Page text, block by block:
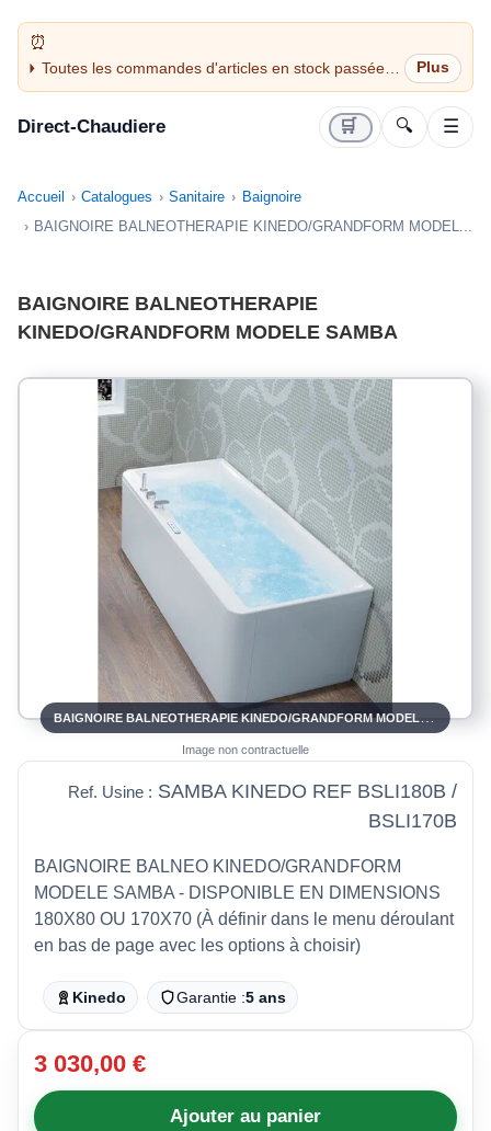
Toutes les commandes d'articles en stock passées
avant 14H sont expédiées le jour même (jours
Direct-Chaudiere 🛒 🔍 ☰
Accueil Catalogues Sanitaire
Baignoire
BAIGNOIRE BALNEOTHERAPIE KINEDO/GRANDFORM MODEL...
BAIGNOIRE BALNEOTHERAPIE
KINEDO/GRANDFORM MODELE SAMBA
Image non contractuelle
Ref. Usine : SAMBA KINEDO REF BSLI180B /
BSLI170B
BAIGNOIRE BALNEO KINEDO/GRANDFORM
MODELE SAMBA - DISPONIBLE EN DIMENSIONS
180X80 OU 170X70 (À définir dans le menu déroulant
en bas de page avec les options à choisir)
Kinedo Garantie :5 ans
3 030,00 €
Ajouter au panier